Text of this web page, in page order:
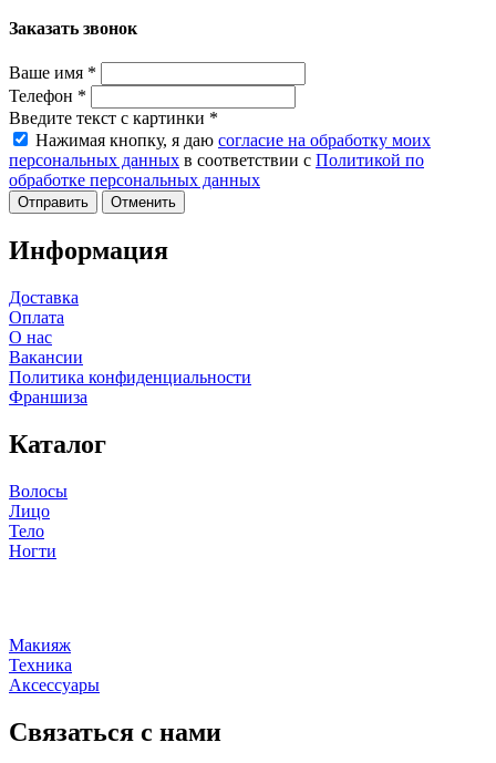
Заказать звонок
Ваше имя *
Телефон *
Введите текст с картинки *
Нажимая кнопку, я даю согласие на обработку моих
персональных данных в соответствии с Политикой по
обработке персональных данных
Отменить
Информация
Доставка
Оплата
О нас
Вакансии
Политика конфиденциальности
Франшиза
Каталог
Волосы
Лицо
Тело
Ногти
Макияж
Техника
Аксессуары
Связаться с нами